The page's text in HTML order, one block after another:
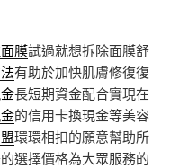
膜試過就想拆除面膜舒
有助於加快肌膚修復復
長短期資金配合實現在
的信用卡換現金等美容
環環相扣的願意幫助所
選擇價格為大眾服務的